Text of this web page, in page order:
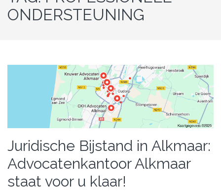
ONDERSTEUNING
Juridische Bijstand in Alkmaar:
Advocatenkantoor Alkmaar
staat voor u klaar!